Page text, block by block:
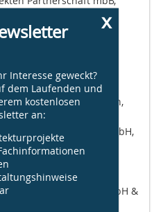
partner ZT GmbH,
GmbH, München,
Müller-BBM GmbH,
Safety Consultants GmbH &
x
Interesse geweckt?
dem Laufenden und
kostenlosen
an: